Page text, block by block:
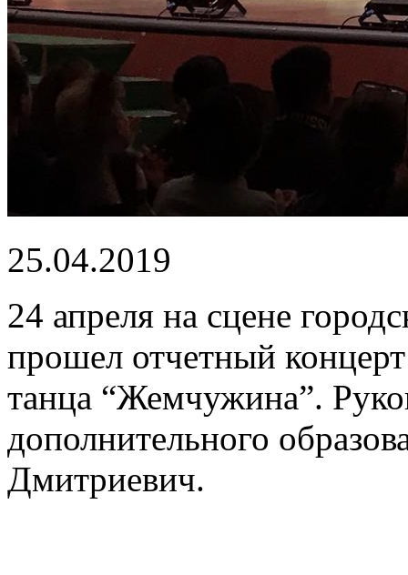
25.04.2019
24 апреля на сцене
прошел отчетный
танца “Жемчужина”.
дополнительного
Дмитриевич.